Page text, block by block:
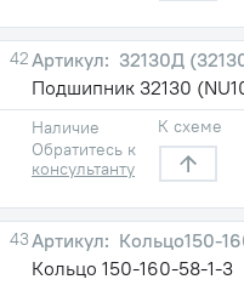
42
32130Д
Подшипник 32130
Наличие
Обратитесь к
консультанту
К схеме
43
Кольцо150-
Кольцо 150-160-58-1-3